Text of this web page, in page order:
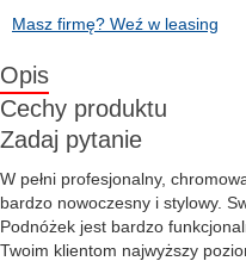
Masz firmę? Weź w leasing
Opis
Cechy produktu
Zadaj pytanie
W pełni profesjonalny,
bardzo nowoczesny i stylowy.
Podnóżek jest bardzo
Twoim klientom najwyższy